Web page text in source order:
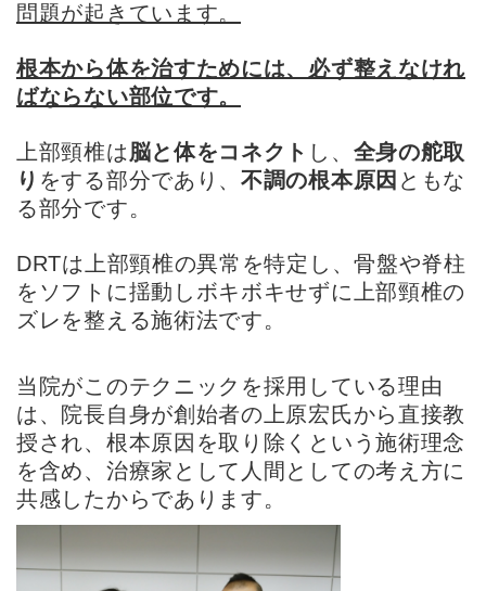
問題が起きています。
根本から体を治すためには、必ず整えなけれ
ばならない部位です。
上部頸椎は 脳と体をコネクト し、 全身の舵取
り をする部分であり、不調の根本原因 ともな
る部分です。
DRTは上部頸椎の異常を特定し、骨盤や脊柱
をソフトに揺動しボキボキせずに上部頸椎の
ズレを整える施術法です。
当院がこのテクニックを採用している理由
は、院長自身が創始者の上原宏氏から直接教
授され、根本原因を取り除くという施術理念
を含め、治療家として人間としての考え方に
共感したからであります。